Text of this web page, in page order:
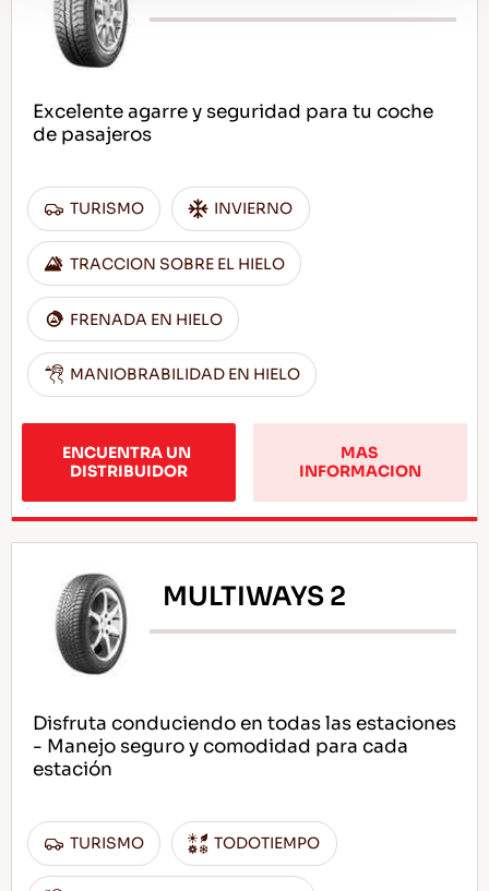
Excelente agarre y seguridad para tu coche
de pasajeros
TURISMO INVIERNO
TRACCION SOBRE EL HIELO
FRENADA EN HIELO
MANIOBRABILIDAD EN HIELO
ENCUENTRA UN
DISTRIBUIDOR
MAS
INFORMACION
MULTIWAYS 2
Disfruta conduciendo en todas las estaciones
- Manejo seguro y comodidad para cada
estación
TURISMO TODOTIEMPO